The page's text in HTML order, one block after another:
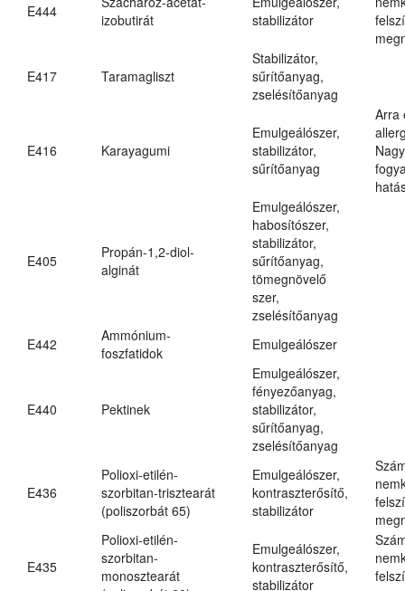
E444
izobutirát
stabilizátor
E417 Taramagliszt
Stabilizátor,
sűrítőanyag,
zselésítőanyag
E416 Karayagumi
Emulgeálószer,
stabilizátor,
sűrítőanyag
Arra
E405
Propán-1,2-diol-
alginát
Emulgeálószer,
habosítószer,
stabilizátor,
sűrítőanyag,
tömegnövelő
szer,
zselésítőanyag
E442
Ammónium-
foszfatidok
Emulgeálószer
E440 Pektinek
Emulgeálószer,
fényezőanyag,
stabilizátor,
sűrítőanyag,
zselésítőanyag
E436
Polioxi-etilén-
szorbitan-trisztearát
(poliszorbát 65)
Emulgeálószer,
kontraszterősítő,
stabilizátor
E435
Polioxi-etilén-
szorbitan-
monosztearát
Emulgeálószer,
kontraszterősítő,
stabilizátor